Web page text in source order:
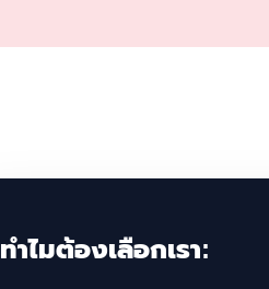
ทำไมต้องเลือกเรา: